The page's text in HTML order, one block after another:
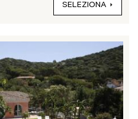
SELEZIONA